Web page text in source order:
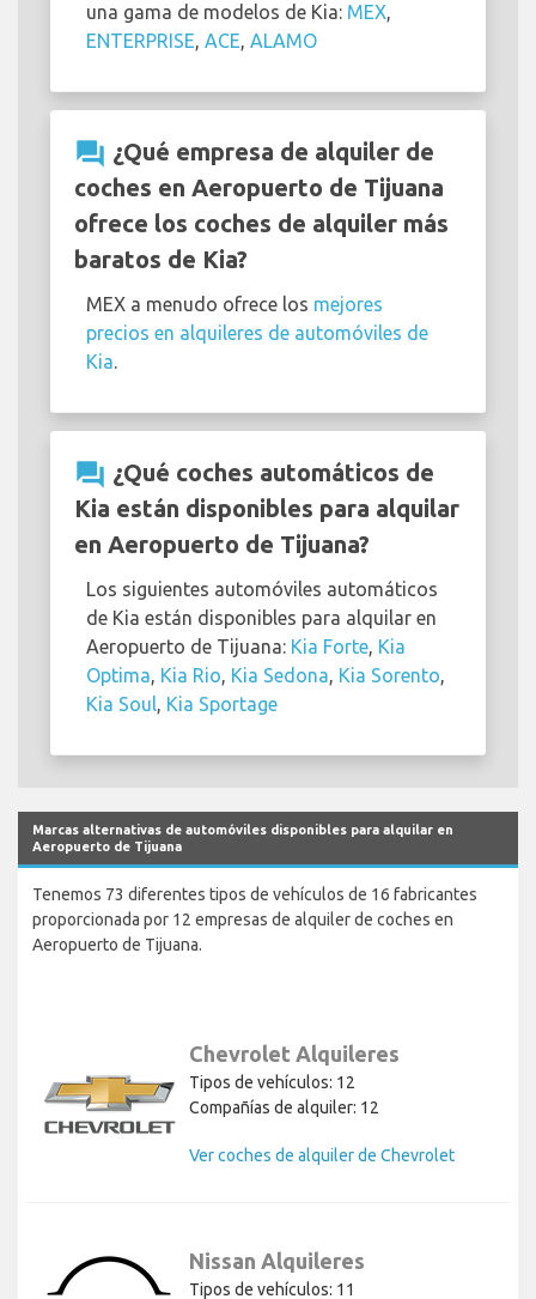
una gama de modelos de Kia: MEX,
ENTERPRISE, ACE, ALAMO
question_answer ¿Qué empresa de alquiler de
coches en Aeropuerto de Tijuana
ofrece los coches de alquiler más
baratos de Kia?
MEX a menudo ofrece los mejores
precios en alquileres de automóviles de
Kia.
question_answer ¿Qué coches automáticos de
Kia están disponibles para alquilar
en Aeropuerto de Tijuana?
Los siguientes automóviles automáticos
de Kia están disponibles para alquilar en
Aeropuerto de Tijuana: Kia Forte, Kia
Optima, Kia Rio, Kia Sedona, Kia Sorento,
Kia Soul, Kia Sportage
Marcas alternativas de automóviles disponibles para alquilar en
Aeropuerto de Tijuana
Tenemos 73 diferentes tipos de vehículos de 16 fabricantes
proporcionada por 12 empresas de alquiler de coches en
Aeropuerto de Tijuana.
Chevrolet Alquileres
Tipos de vehículos: 12
Compañías de alquiler: 12
Ver coches de alquiler de Chevrolet
Nissan Alquileres
Tipos de vehículos: 11